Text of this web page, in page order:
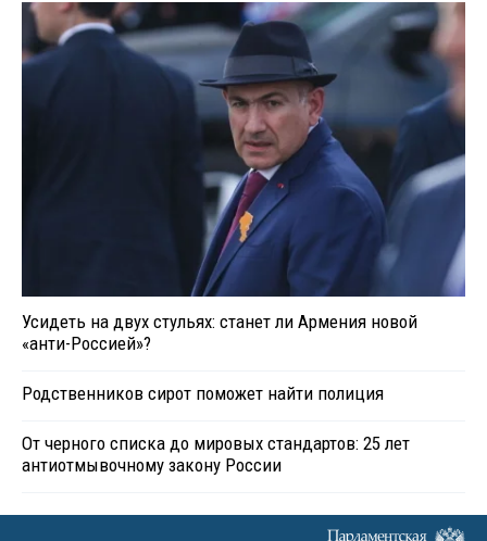
Усидеть на двух стульях: станет ли Армения новой
«анти-Россией»?
Родственников сирот поможет найти полиция
От черного списка до мировых стандартов: 25 лет
антиотмывочному закону России